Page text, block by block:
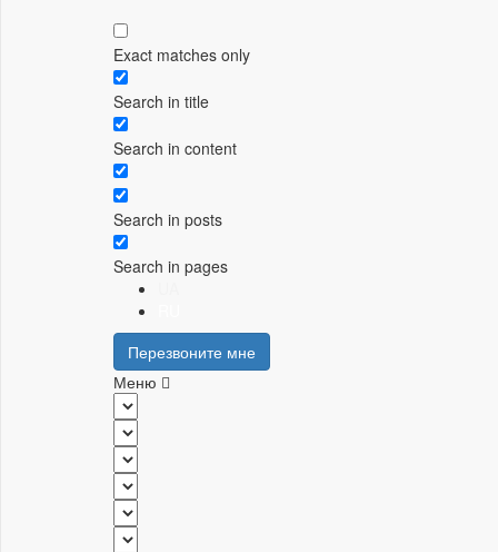
Exact matches only
Search in title
Search in content
Search in posts
Search in pages
Перезвоните мне
Меню